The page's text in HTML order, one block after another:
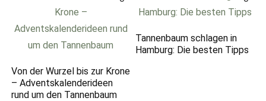
Von der Wurzel bis zur Krone
– Adventskalenderideen
rund um den Tannenbaum
Tannenbaum schlagen in
Hamburg: Die besten Tipps